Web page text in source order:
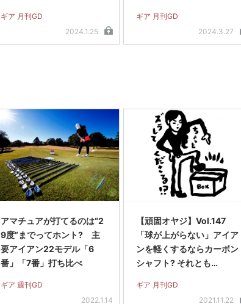
ギア 月刊GD
2024.1.25
ギア 月刊GD
2024.3.27
アマチュアが打てるのは“2
9度”までってホント? 主
要アイアン22モデル「6
番」「7番」打ち比べ
ギア 週刊GD
2022.1.14
【頑固オヤジ】Vol.147
「球が上がらない」アイア
ンを軽くするならカーボン
シャフト? それとも…
ギア 月刊GD
2021.11.22